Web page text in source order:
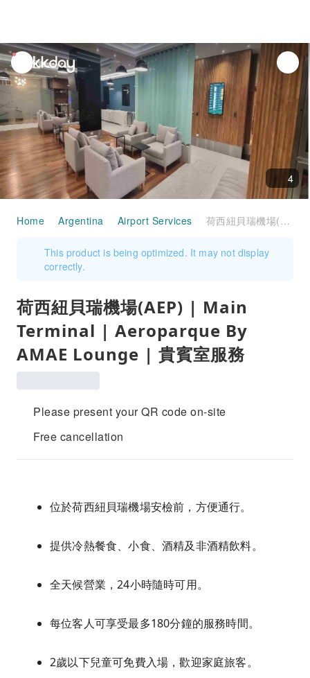
unread
notifications
4
Home Argentina Airport Services 荷西紐貝瑞機場(AEP) | Main Terminal | Aeroparque By AMAE Lounge | 貴賓室服務
This product is being optimized. It may not display
correctly.
荷西紐貝瑞機場(AEP) | Main
Terminal | Aeroparque By
AMAE Lounge | 貴賓室服務
Please present your QR code on-site
Free cancellation
位於荷西紐貝瑞機場安檢前，方便通行。
提供冷熱餐食、小食、酒精及非酒精飲料。
全天候營業，24小時隨時可用。
每位客人可享受最多180分鐘的服務時間。
2歲以下兒童可免費入場，歡迎家庭旅客。